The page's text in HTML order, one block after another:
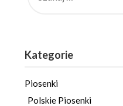
Kategorie
Piosenki
Polskie Piosenki